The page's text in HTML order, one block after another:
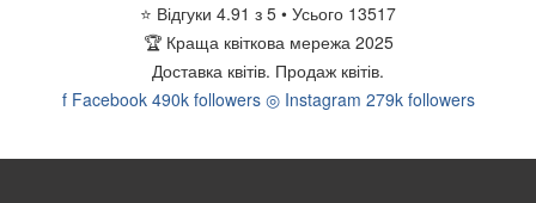
⭐ Відгуки 4.91 з 5 • Усього 13517
🏆 Краща квіткова мережа 2025
Доставка квітів. Продаж квітів.
f Facebook 490k followers ◎ Instagram 279k followers